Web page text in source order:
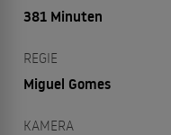
381 Minuten
REGIE
Miguel Gomes
KAMERA